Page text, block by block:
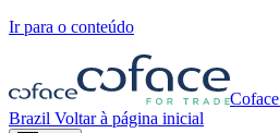
Ir para o conteúdo
Brazil Voltar à página inicial